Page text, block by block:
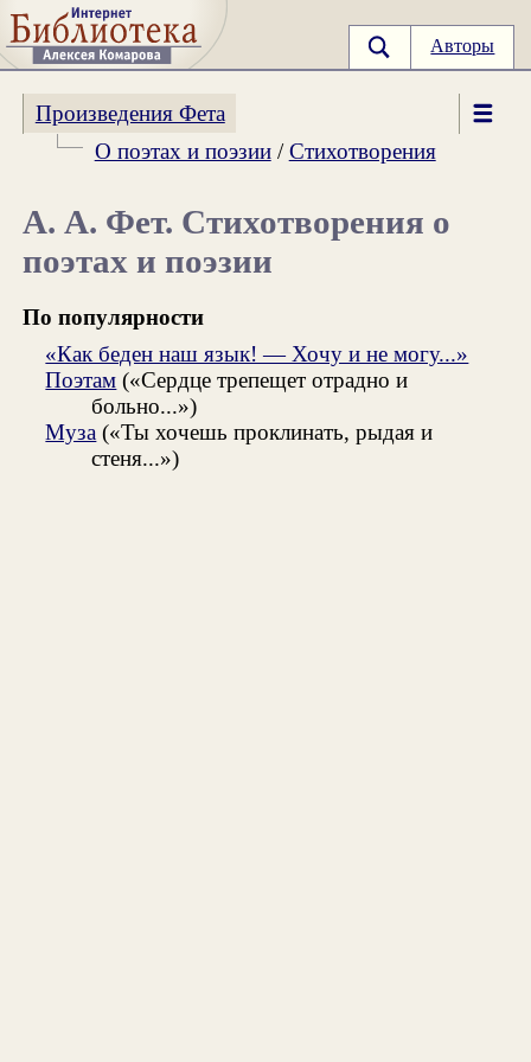
Авторы
Произведения Фета
О поэтах и поэзии/Стихотворения
А. А. Фет. Стихотворения о
поэтах и поэзии
По популярности
«Как беден наш язык! — Хочу и не могу...»
Поэтам («Сердце трепещет отрадно и
больно...»)
Муза («Ты хочешь проклинать, рыдая и
стеня...»)